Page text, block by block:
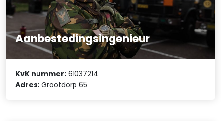
Aanbestedingsingenieur
KvK nummer: 61037214
Adres: Grootdorp 65